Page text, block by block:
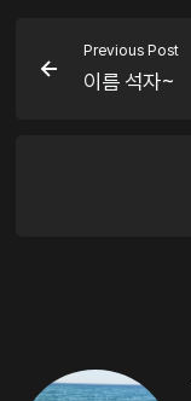
Previous Post
이름 석자~